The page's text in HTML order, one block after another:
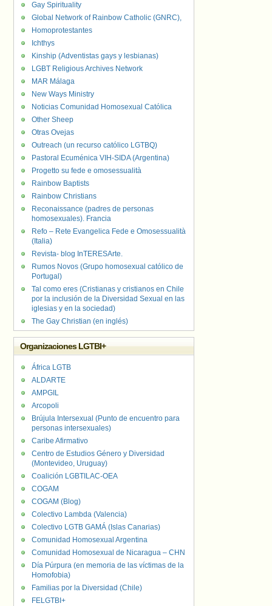
Gay Spirituality
Global Network of Rainbow Catholic (GNRC),
Homoprotestantes
Ichthys
Kinship (Adventistas gays y lesbianas)
LGBT Religious Archives Network
MAR Málaga
New Ways Ministry
Noticias Comunidad Homosexual Católica
Other Sheep
Otras Ovejas
Outreach (un recurso católico LGTBQ)
Pastoral Ecuménica VIH-SIDA (Argentina)
Progetto su fede e omosessualità
Rainbow Baptists
Rainbow Christians
Reconaissance (padres de personas
homosexuales). Francia
Refo – Rete Evangelica Fede e Omosessualità
(Italia)
Revista- blog InTERESArte.
Rumos Novos (Grupo homosexual católico de
Portugal)
Tal como eres (Cristianas y cristianos en Chile
por la inclusión de la Diversidad Sexual en las
iglesias y en la sociedad)
The Gay Christian (en inglés)
Organizaciones LGTBI+
África LGTB
ALDARTE
AMPGIL
Arcopoli
Brújula Intersexual (Punto de encuentro para
personas intersexuales)
Caribe Afirmativo
Centro de Estudios Género y Diversidad
(Montevideo, Uruguay)
Coalición LGBTILAC-OEA
COGAM
COGAM (Blog)
Colectivo Lambda (Valencia)
Colectivo LGTB GAMÁ (Islas Canarias)
Comunidad Homosexual Argentina
Comunidad Homosexual de Nicaragua – CHN
Día Púrpura (en memoria de las víctimas de la
Homofobia)
Familias por la Diversidad (Chile)
FELGTBI+